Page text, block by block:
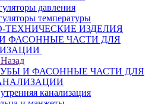
давления
температуры
ТЕХНИЧЕСКИЕ ИЗДЕЛИЯ
ФАСОННЫЕ ЧАСТИ ДЛЯ
Назад
И ФАСОННЫЕ ЧАСТИ ДЛЯ
канализация